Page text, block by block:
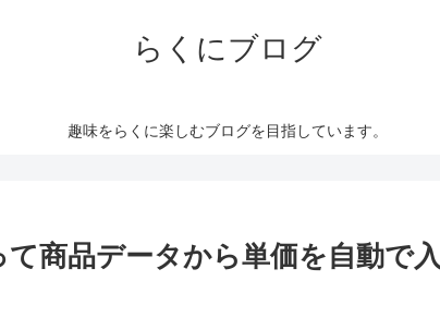
らくにブログ
趣味をらくに楽しむブログを目指しています。
商品データから単価を自動で入